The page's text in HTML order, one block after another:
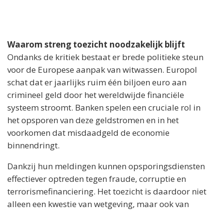
Waarom streng toezicht noodzakelijk blijft
Ondanks de kritiek bestaat er brede politieke steun
voor de Europese aanpak van witwassen. Europol
schat dat er jaarlijks ruim één biljoen euro aan
crimineel geld door het wereldwijde financiële
systeem stroomt. Banken spelen een cruciale rol in
het opsporen van deze geldstromen en in het
voorkomen dat misdaadgeld de economie
binnendringt.
Dankzij hun meldingen kunnen opsporingsdiensten
effectiever optreden tegen fraude, corruptie en
terrorismefinanciering. Het toezicht is daardoor niet
alleen een kwestie van wetgeving, maar ook van